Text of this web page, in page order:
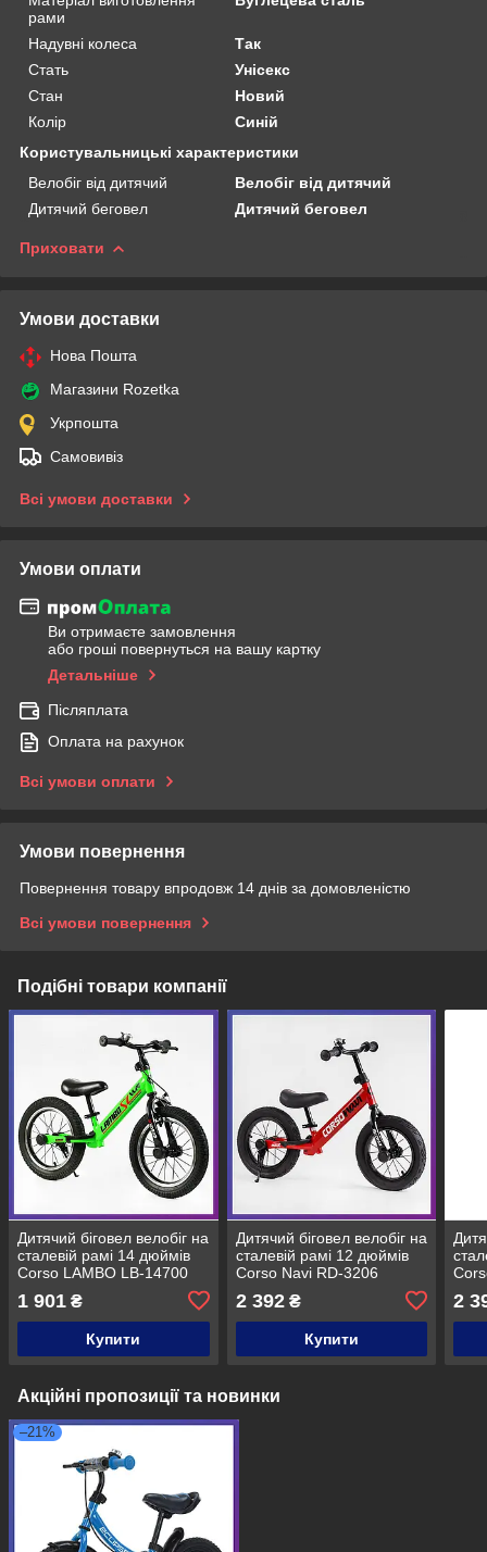
рами
Надувні колеса
Так
Стать
Унісекс
Стан
Новий
Колір
Синій
Користувальницькі характеристики
Велобіг від дитячий
Велобіг від дитячий
Дитячий беговел
Дитячий беговел
Приховати
Умови доставки
Нова Пошта
Магазини Rozetka
Укрпошта
Самовивіз
Всі умови доставки
Умови оплати
Ви отримаєте замовлення
або гроші повернуться на вашу картку
Детальніше
Післяплата
Оплата на рахунок
Всі умови оплати
Умови повернення
Повернення товару впродовж 14 днів за домовленістю
Всі умови повернення
Подібні товари компанії
Дитячий біговел велобіг на
сталевій рамі 14 дюймів
Corso LAMBO LB-14700
надувні колеса Зелений
1 901 ₴
Купити
Дитячий біговел велобіг на
сталевій рамі 12 дюймів
Corso Navi RD-3206
надувні колеса червоний
2 392₴
Купити
2
Акційні пропозиції та новинки
–21%